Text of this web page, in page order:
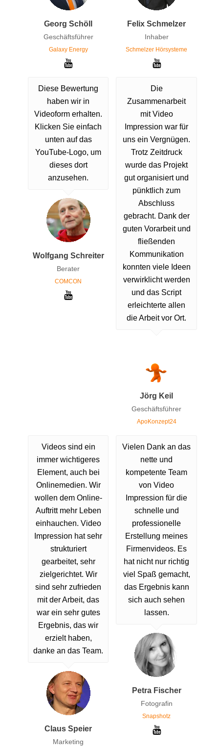
Georg Schöll
Geschäftsführer
Galaxy Energy
Felix Schmelzer
Inhaber
Schmelzer Hörsysteme
Diese Bewertung
haben wir in
Videoform erhalten.
Klicken Sie einfach
unten auf das
YouTube-Logo, um
dieses dort
anzusehen.
Wolfgang Schreiter
Berater
COMCON
Die
Zusammenarbeit
mit Video
Impression war für
uns ein Vergnügen.
Trotz Zeitdruck
wurde das Projekt
gut organisiert und
pünktlich zum
Abschluss
gebracht. Dank der
guten Vorarbeit und
fließenden
Kommunikation
konnten viele Ideen
verwirklicht werden
und das Script
erleichterte allen
die Arbeit vor Ort.
Jörg Keil
Geschäftsführer
ApoKonzept24
Videos sind ein
immer wichtigeres
Element, auch bei
Onlinemedien. Wir
wollen dem Online-
Auftritt mehr Leben
einhauchen. Video
Impression hat sehr
strukturiert
gearbeitet, sehr
zielgerichtet. Wir
sind sehr zufrieden
mit der Arbeit, das
war ein sehr gutes
Ergebnis, das wir
erzielt haben,
danke an das Team.
Claus Speier
Marketing
Vielen Dank an das
nette und
kompetente Team
von Video
Impression für die
schnelle und
professionelle
Erstellung meines
Firmenvideos. Es
hat nicht nur richtig
viel Spaß gemacht,
das Ergebnis kann
sich auch sehen
lassen.
Petra Fischer
Fotografin
Snapshotz